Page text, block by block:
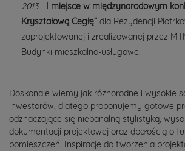
2013- I miejsce w międzynarodowym
Kryształową Cegłę” dla Rezydencji
zaprojektowanej i zrealizowanej przez
Budynki mieszkalno-usługowe.
Doskonale wiemy jak różnorodne i wysokie
inwestorów, dlatego proponujemy gotowe
odznaczające się niebanalną stylistyką,
dokumentacji projektowej oraz dbałością o
pomieszczeń. Inspiracje do tworzenia